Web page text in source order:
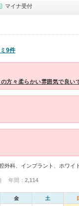
マイナ受付
9件
方々柔らかい雰囲気で良い
外科、インプラント、ホワイ
間： 2,114
金 土